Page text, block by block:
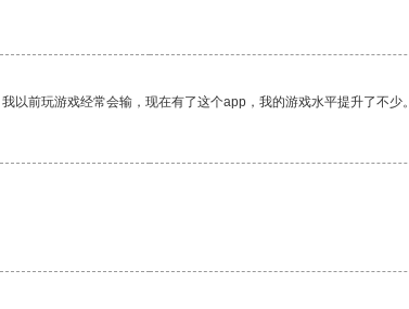
前玩游戏经常会输，现在有了这个app，我的游戏水平提升了不少。